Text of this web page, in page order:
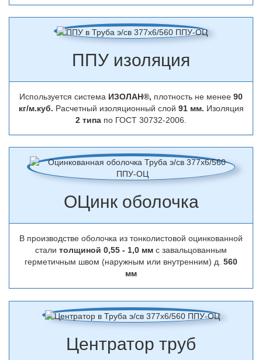
ППУ изоляция
Используется система ИЗОЛАН®, плотность не менее 90
кг/м.куб. Расчетный изоляционный слой 91 мм. Изоляция
2 типа по ГОСТ 30732-2006.
ОЦинк оболочка
В производстве оболочка из тонколистовой оцинкованной
стали толщиной 0,55 - 1,0 мм с завальцованным
герметичным швом (наружным или внутренним) д. 560
мм
Центратор труб